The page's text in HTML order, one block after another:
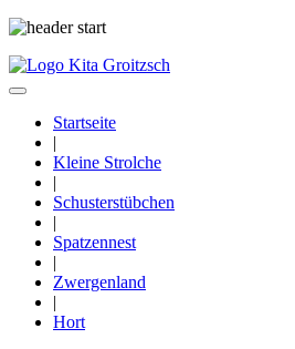
Startseite
|
Kleine Strolche
|
Schusterstübchen
|
Spatzennest
|
Zwergenland
|
Hort